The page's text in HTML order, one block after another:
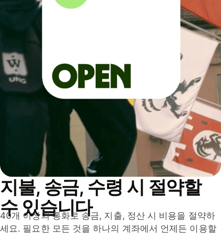
지불, 송금, 수령 시 절약할
수 있습니다
40개 이상의 통화로 송금, 지출, 정산 시 비용을 절약하
세요. 필요한 모든 것을 하나의 계좌에서 언제든 이용할